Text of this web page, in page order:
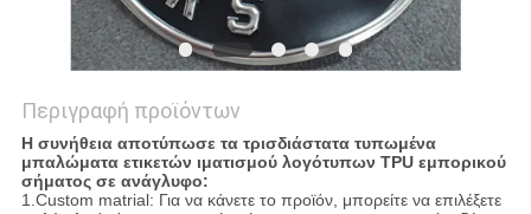
Περιγραφή προϊόντων
Η συνήθεια αποτύπωσε τα τρισδιάστατα τυπωμένα
μπαλώματα ετικετών ιματισμού λογότυπων TPU εμπορικού
σήματος σε ανάγλυφο:
1.Custom matrial: Για να κάνετε το προϊόν, μπορείτε να επιλέξετε